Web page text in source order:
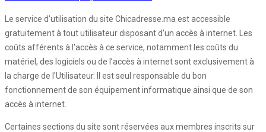
Le service d’utilisation du site Chicadresse.ma est accessible
gratuitement à tout utilisateur disposant d'un accès à internet. Les
coûts afférents à l'accès à ce service, notamment les coûts du
matériel, des logiciels ou de l’accès à internet sont exclusivement à
la charge de l'Utilisateur. Il est seul responsable du bon
fonctionnement de son équipement informatique ainsi que de son
accès à internet.
Certaines sections du site sont réservées aux membres inscrits sur